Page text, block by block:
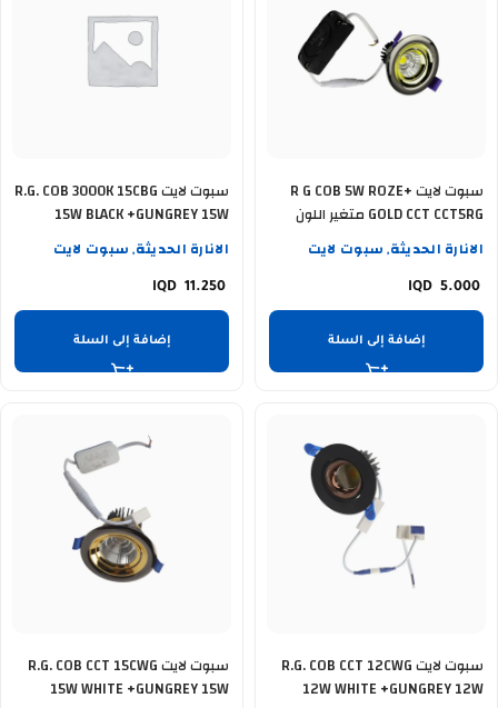
سبوت لايت R G COB 5W ROZE+
GOLD CCT CCT5RG متغير اللون
الانارة الحديثة, سبوت لايت
5.000
إضافة إلى السلة
سبوت لايت R.G. COB 3000K 15CBG
15W BLACK +GUNGREY 15W
الانارة الحديثة, سبوت لايت
11.250
إضافة إلى السلة
سبوت لايت R.G. COB CCT 12CWG
12W WHITE +GUNGREY 12W
سبوت لايت R.G. COB CCT 15CWG
15W WHITE +GUNGREY 15W